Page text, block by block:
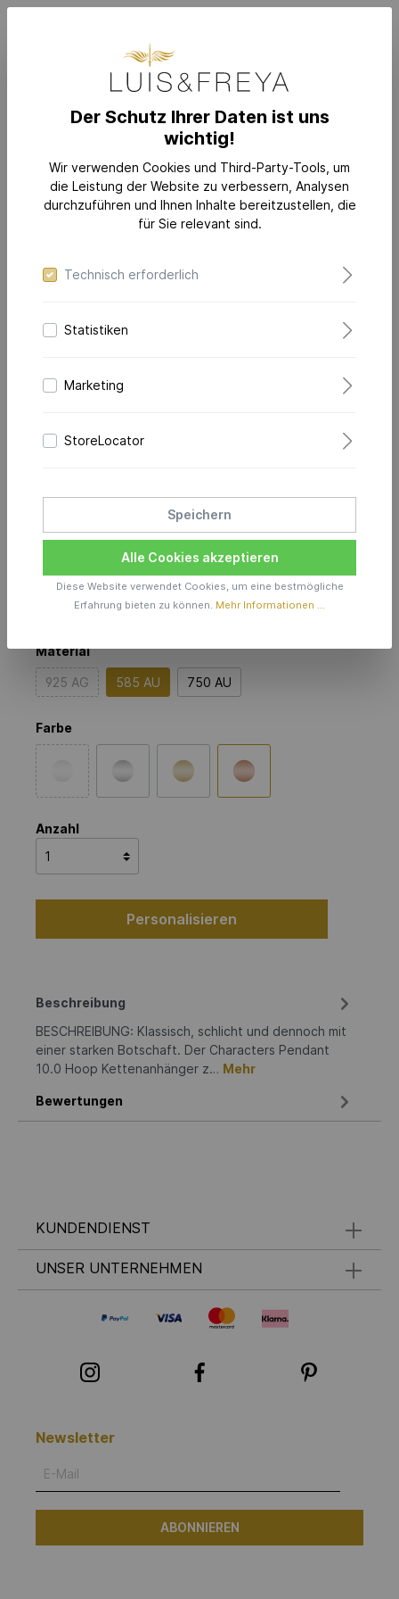
KATEGORIEN
Hoop
in 585er Rotgold
Preis anfragen
Produktionszeit inkl. Lieferzeit 6 Wochen
Material
925 AG 585 AU 750 AU
Farbe
Anzahl
Personalisieren
Beschreibung
BESCHREIBUNG: Klassisch, schlicht und dennoch mit
einer starken Botschaft. Der Characters Pendant
10.0 Hoop Kettenanhänger z… Mehr
Bewertungen
KUNDENDIENST
UNSER UNTERNEHMEN
Newsletter
Der Schutz Ihrer Daten ist uns
wichtig!
Wir verwenden Cookies und Third-Party-Tools, um
die Leistung der Website zu verbessern, Analysen
durchzuführen und Ihnen Inhalte bereitzustellen, die
für Sie relevant sind.
Technisch erforderlich
Statistiken
Marketing
StoreLocator
Speichern
Alle Cookies akzeptieren
Diese Website verwendet Cookies, um eine bestmögliche
Erfahrung bieten zu können. Mehr Informationen ...